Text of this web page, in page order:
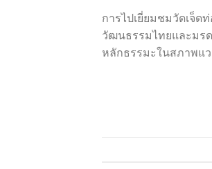
การไปเยี่ยมชมวัดเจ็ด
วัฒนธรรมไทยและมร
หลักธรรมะในสภาพแ